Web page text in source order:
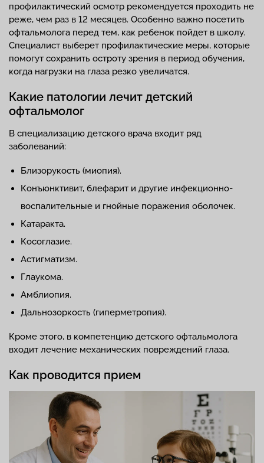
профилактический осмотр рекомендуется проходить не
реже, чем раз в 12 месяцев. Особенно важно посетить
офтальмолога перед тем, как ребенок пойдет в школу.
Специалист выберет профилактические меры, которые
помогут сохранить остроту зрения в период обучения,
когда нагрузки на глаза резко увеличатся.
Какие патологии лечит детский
офтальмолог
В специализацию детского врача входит ряд
заболеваний:
Близорукость (миопия).
Конъюнктивит, блефарит и другие инфекционно-
воспалительные и гнойные поражения оболочек.
Катаракта.
Косоглазие.
Астигматизм.
Глаукома.
Амблиопия.
Дальнозоркость (гиперметропия).
Кроме этого, в компетенцию детского офтальмолога
входит лечение механических повреждений глаза.
Как проводится прием